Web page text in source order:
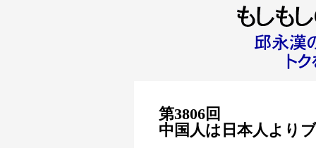
第3806回
中国人は日本人より